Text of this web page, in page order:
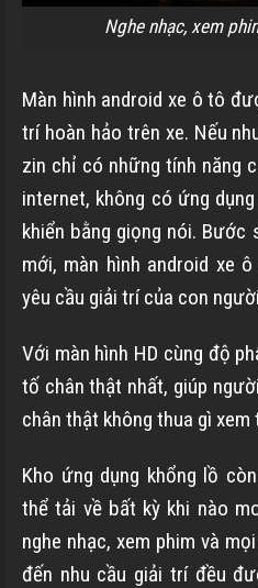
Nghe nhạc, xem
Màn hình android xe ô tô
trí hoàn hảo trên xe. Nếu
zin chỉ có những tính năng
internet, không có ứng
khiển bằng giọng nói. Bước
mới, màn hình android xe
yêu cầu giải trí của con
Với màn hình HD cùng độ
tố chân thật nhất, giúp
chân thật không thua gì xem
Kho ứng dụng khổng lồ
thể tải về bất kỳ khi nào
nghe nhạc, xem phim và
đến nhu cầu giải trí đều